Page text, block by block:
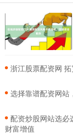
浙江股票配资网
选择靠谱配资网站
配资炒股网站选必
财富增值